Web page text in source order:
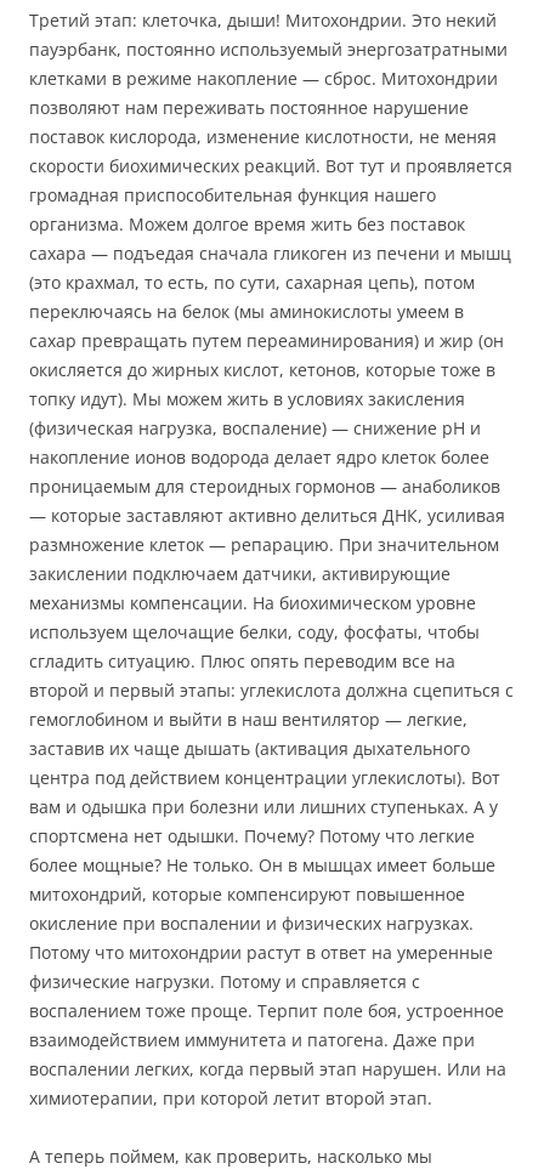
Третий этап: клеточка, дыши! Митохондрии. Это некий
пауэрбанк, постоянно используемый энергозатратными
клетками в режиме накопление — сброс. Митохондрии
позволяют нам переживать постоянное нарушение
поставок кислорода, изменение кислотности, не меняя
скорости биохимических реакций. Вот тут и проявляется
громадная приспособительная функция нашего
организма. Можем долгое время жить без поставок
сахара — подъедая сначала гликоген из печени и мышц
(это крахмал, то есть, по сути, сахарная цепь), потом
переключаясь на белок (мы аминокислоты умеем в
сахар превращать путем переаминирования) и жир (он
окисляется до жирных кислот, кетонов, которые тоже в
топку идут). Мы можем жить в условиях закисления
(физическая нагрузка, воспаление) — снижение pH и
накопление ионов водорода делает ядро клеток более
проницаемым для стероидных гормонов — анаболиков
— которые заставляют активно делиться ДНК, усиливая
размножение клеток — репарацию. При значительном
закислении подключаем датчики, активирующие
механизмы компенсации. На биохимическом уровне
используем щелочащие белки, соду, фосфаты, чтобы
сгладить ситуацию. Плюс опять переводим все на
второй и первый этапы: углекислота должна сцепиться с
гемоглобином и выйти в наш вентилятор — легкие,
заставив их чаще дышать (активация дыхательного
центра под действием концентрации углекислоты). Вот
вам и одышка при болезни или лишних ступеньках. А у
спортсмена нет одышки. Почему? Потому что легкие
более мощные? Не только. Он в мышцах имеет больше
митохондрий, которые компенсируют повышенное
окисление при воспалении и физических нагрузках.
Потому что митохондрии растут в ответ на умеренные
физические нагрузки. Потому и справляется с
воспалением тоже проще. Терпит поле боя, устроенное
взаимодействием иммунитета и патогена. Даже при
воспалении легких, когда первый этап нарушен. Или на
химиотерапии, при которой летит второй этап.
А теперь поймем, как проверить, насколько мы